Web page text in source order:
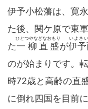
伊予小松藩は、寛
た後、関ケ原で東
た一柳直盛
ひとつやなぎなおもり
が伊
いよさ
のが始まりです。
時72歳と高齢の直
に倒れ四国を目前